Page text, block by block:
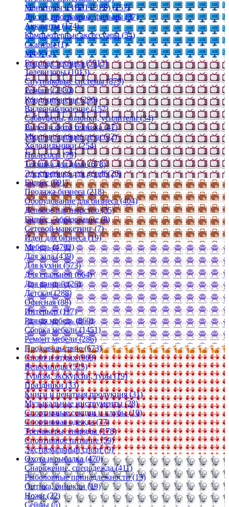
Мониторы и ИБП (UPS) (157)
Диски, программы, фильмы (37)
Аккаунты (174)
Компьютерные аксессуары (54)
Сканеры (1)
МФУ (2)
Бытовая техника (5813)
Телевизоры (1013)
Спутниковые системы (879)
Ремонт (2330)
Кондиционеры (290)
Видеонаблюдение (157)
Сабвуферы, колонки, усилители (34)
Видео и фото техника (47)
Микроволновые печи (32)
Холодильники (254)
Пылесосы (79)
Техника для дома (678)
Электроника для детей (20)
Бизнес (691)
Продажа бизнеса (218)
Оборудование для бизнеса (404)
Деловое партнерство (35)
Бизнес - образование (8)
Сетевой маркетинг (7)
Идеи для бизнеса (19)
Мебель (4792)
Для зала (439)
Для кухни (573)
Для спальной (664)
Для ванной (26)
Детская (288)
Офисная (88)
Интерьер (117)
Разная мебель (860)
Сборка мебели (1451)
Ремонт мебели (286)
Продовольствие (673)
Спорт и отдых (969)
Велосипеды (525)
Туризм, экскурсии, туры (19)
Праздники (33)
Книги и печатная продукция (31)
Музыкальные инструменты (28)
Спортивные секции и клубы (10)
Спортивная одежда (77)
Тренажеры, снаряды (178)
Спортивное питание (59)
Экстремальный спорт (9)
Охота и рыбалка (470)
Снаряжение, спецодежда (411)
Рыболовные принадлежности (13)
Оптика, бинокли (19)
Ножи (22)
Сейфы (5)